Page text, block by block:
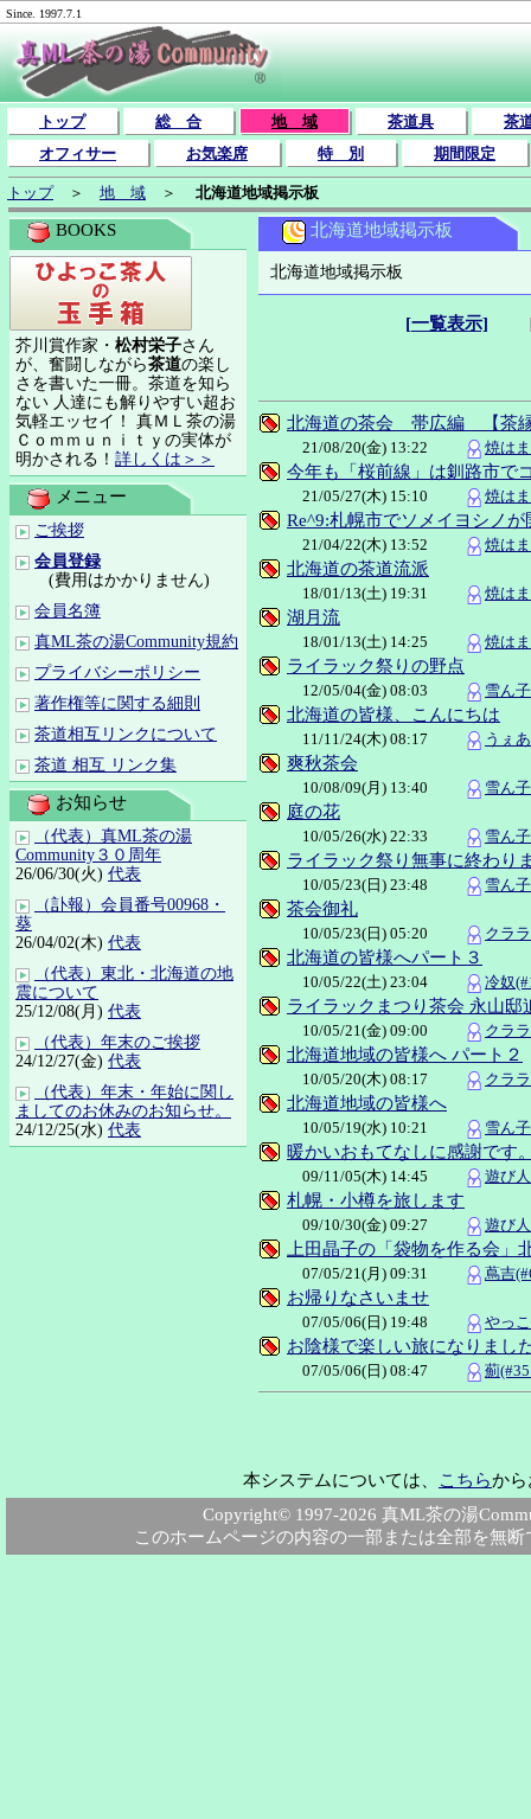
Since. 1997.7.1
トップ 総 合 地 域 茶道具
茶
オフィサー
お気楽席 特 別 期間限定
トップ＞ 地 域 ＞ 北海道地域掲示板
北海道地域掲示板
北海道地域掲示板
[一覧表示]
北海道の茶会 帯広編 【茶
21/08/20(金) 13:22 焼は
今年も「桜前線」は釧路市で
21/05/27(木) 15:10 焼は
Re^9:札幌市でソメイヨシノが
21/04/22(木) 13:52 焼は
北海道の茶道流派
18/01/13(土) 19:31 焼は
湖月流
18/01/13(土) 14:25 焼は
ライラック祭りの野点
12/05/04(金) 08:03 雪ん
北海道の皆様、こんにちは
11/11/24(木) 08:17 うぇ
爽秋茶会
10/08/09(月) 13:40 雪ん
庭の花
10/05/26(水) 22:33 雪ん
ライラック祭り無事に終わり
10/05/23(日) 23:48 雪ん
茶会御礼
10/05/23(日) 05:20 クラ
北海道の皆様へパート３
10/05/22(土) 23:04 冷奴
ライラックまつり茶会 永山邸
10/05/21(金) 09:00 クラ
北海道地域の皆様へ パート２
10/05/20(木) 08:17 クラ
北海道地域の皆様へ
10/05/19(水) 10:21 雪ん
暖かいおもてなしに感謝です
09/11/05(木) 14:45 遊び
札幌・小樽を旅します
09/10/30(金) 09:27 遊び
上田晶子の「袋物を作る会」
07/05/21(月) 09:31 蔦吉
お帰りなさいませ
07/05/06(日) 19:48 やっ
お陰様で楽しい旅になりまし
07/05/06(日) 08:47 薊
BOOKS
芥川賞作家・ 松村栄子さん
が、奮闘しながら茶道の楽し
さを書いた一冊。茶道を知ら
ない 人達にも解りやすい超お
気軽エッセイ！ 真ＭＬ茶の湯
Ｃｏｍｍｕｎｉｔｙの実体が
明かされる！ 詳しくは＞＞
メニュー
ご挨拶
会員登録
(費用はかかりません)
会員名簿
真ML茶の湯Community規約
プライバシーポリシー
著作権等に関する細則
茶道相互リンクについて
茶道 相互 リンク集
お知らせ
（代表）真ML茶の湯
Community３０周年
26/06/30(火) 代表
（訃報）会員番号00968・
葵
26/04/02(木) 代表
（代表）東北・北海道の地
震について
25/12/08(月) 代表
（代表）年末のご挨拶
24/12/27(金) 代表
（代表）年末・年始に関し
ましてのお休みのお知らせ。
24/12/25(水) 代表
本システムについては、 こちらから
Copyright© 1997-2026 真ML茶の湯
このホームページの内容の一部または全部を無